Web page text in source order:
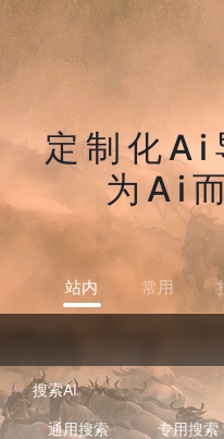
定制化Ai
为Ai
站内 常用
搜索AI
通用搜索 专用搜索